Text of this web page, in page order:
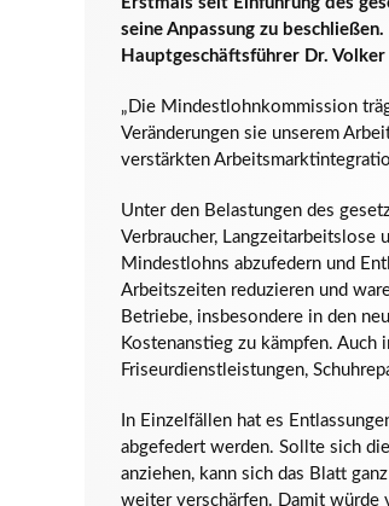
seine Anpassung zu
Hauptgeschäftsführer Dr.
„Die Mindestlohnkommission
Veränderungen sie unserem
verstärkten
Unter den Belastungen des
Verbraucher,
Mindestlohns abzufedern und
Arbeitszeiten reduzieren und
Betriebe, insbesondere in den
Kostenanstieg zu kämpfen. Auch
Friseurdienstleistungen,
In Einzelfällen hat es
abgefedert werden. Sollte sich
anziehen, kann sich das Blatt
weiter verschärfen. Damit würde